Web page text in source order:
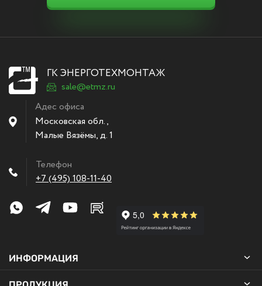
ГК ЭНЕРГОТЕХМОНТАЖ
sale@etmz.ru
Адес офиса
Московская обл.,
Малые Вязёмы,д. 1
Телефон
+7 (495) 108-11-40
ИНФОРМАЦИЯ